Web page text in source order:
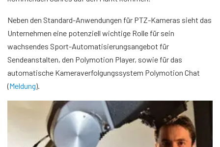
Neben den Standard-Anwendungen für PTZ-Kameras sieht das
Unternehmen eine potenziell wichtige Rolle für sein
wachsendes Sport-Automatisierungsangebot für
Sendeanstalten, den Polymotion Player, sowie für das
automatische Kameraverfolgungssystem Polymotion Chat
(Meldung).